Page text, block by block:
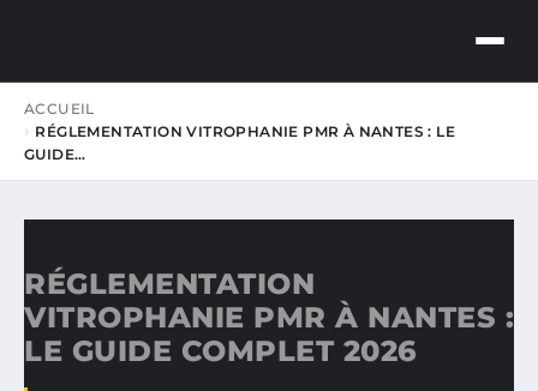
LE MAZOU
BUSINESS INSIGHTS
ACCUEIL
RÉGLEMENTATION VITROPHANIE PMR À NANTES : LE
GUIDE…
RÉGLEMENTATION
VITROPHANIE PMR À NANTES :
LE GUIDE COMPLET 2026